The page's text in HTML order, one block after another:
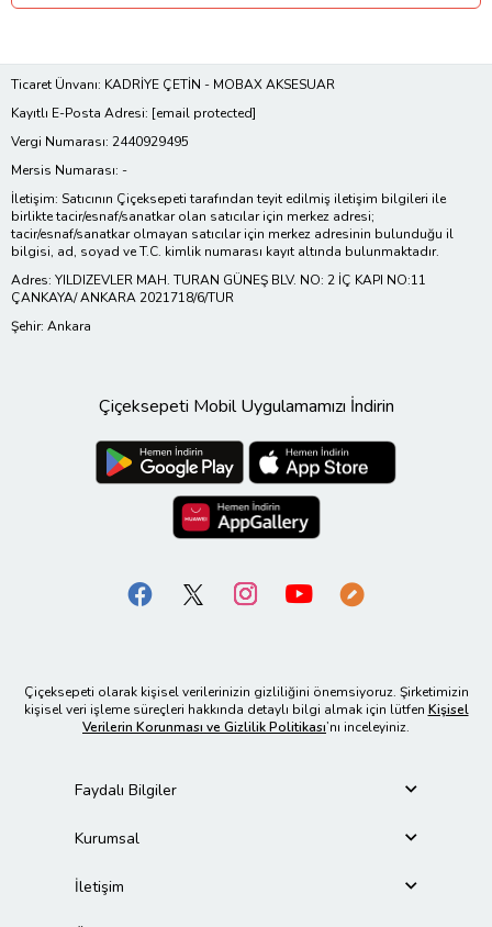
Ticaret Ünvanı: KADRİYE ÇETİN - MOBAX AKSESUAR
Kayıtlı E-Posta Adresi: [email protected]
Vergi Numarası: 2440929495
Mersis Numarası: -
İletişim: Satıcının Çiçeksepeti tarafından teyit edilmiş iletişim bilgileri ile
birlikte tacir/esnaf/sanatkar olan satıcılar için merkez adresi;
tacir/esnaf/sanatkar olmayan satıcılar için merkez adresinin bulunduğu il
bilgisi, ad, soyad ve T.C. kimlik numarası kayıt altında bulunmaktadır.
Adres: YILDIZEVLER MAH. TURAN GÜNEŞ BLV. NO: 2 İÇ KAPI NO:11
ÇANKAYA/ ANKARA 2021718/6/TUR
Şehir: Ankara
Çiçeksepeti Mobil Uygulamamızı İndirin
Çiçeksepeti olarak kişisel verilerinizin gizliliğini önemsiyoruz. Şirketimizin
kişisel veri işleme süreçleri hakkında detaylı bilgi almak için lütfen Kişisel
Verilerin Korunması ve Gizlilik Politikası’nı inceleyiniz.
Faydalı Bilgiler
Kurumsal
İletişim